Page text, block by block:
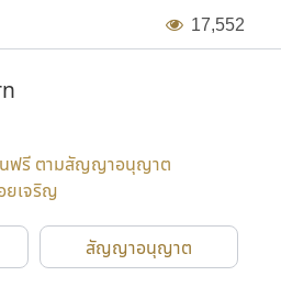
17,552
นฟรี ตามสัญญาอนุญาต
เจริญ
สัญญาอนุญาต